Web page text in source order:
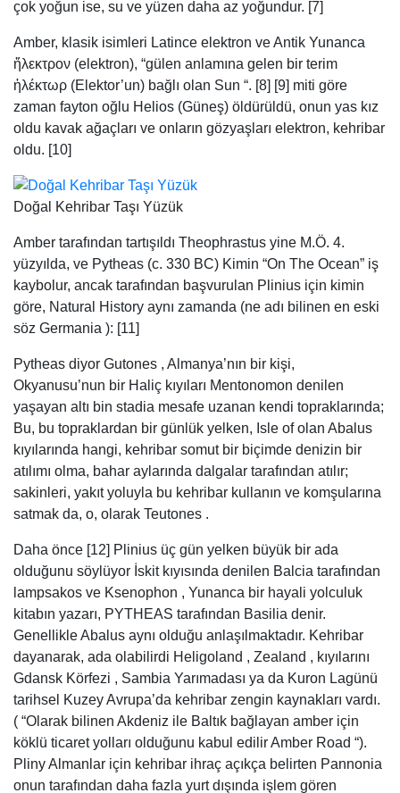
Doğal Kehribar Taşı Yüzük
Amber tarafından tartışıldı Theophrastus yine M.Ö. 4.
yüzyılda, ve Pytheas (c. 330 BC) Kimin “On The Ocean” iş
kaybolur, ancak tarafından başvurulan Plinius için kimin
göre, Natural History aynı zamanda (ne adı bilinen en eski
Pytheas diyor Gutones , Almanya’nın bir kişi,
Okyanusu’nun bir Haliç kıyıları Mentonomon denilen
yaşayan altı bin stadia mesafe uzanan kendi topraklarında;
Bu, bu topraklardan bir günlük yelken, Isle of olan Abalus
kıyılarında hangi, kehribar somut bir biçimde denizin bir
atılımı olma, bahar aylarında dalgalar tarafından atılır;
sakinleri, yakıt yoluyla bu kehribar kullanın ve komşularına
Daha önce [12] Plinius üç gün yelken büyük bir ada
olduğunu söylüyor İskit kıyısında denilen Balcia tarafından
lampsakos ve Ksenophon , Yunanca bir hayali yolculuk
kitabın yazarı, PYTHEAS tarafından Basilia denir.
Genellikle Abalus aynı olduğu anlaşılmaktadır. Kehribar
dayanarak, ada olabilirdi Heligoland , Zealand , kıyılarını
Gdansk Körfezi , Sambia Yarımadası ya da Kuron Lagünü
( “Olarak bilinen Akdeniz ile Baltık bağlayan amber için
köklü ticaret yolları olduğunu kabul edilir Amber Road “).
Pliny Almanlar için kehribar ihraç açıkça belirten Pannonia
onun tarafından daha fazla yurt dışında işlem gören
yerden, Venetiler . Güney İtalya’da antik italik halkları
kehribar çalışıyorlardı, en önemli örnekler için Siritide
Ulusal Arkeoloji Müzesi’nde sergileniyor Matera . Amber
gibi en antik dönemde kullanılan Miken ve Akdeniz
prehistorya mevduat gelen de Sicilya .
Doğal Amber Taşı Yüzük